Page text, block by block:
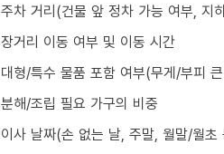
주차 거리(건물 앞 정차 가능 여부, 지
장거리 이동 여부 및 이동 시간
대형/특수 물품 포함 여부(무게/부피
분해/조립 필요 가구의 비중
이사 날짜(손 없는 날, 주말, 월말/월초